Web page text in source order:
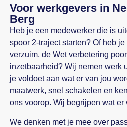
Voor werkgevers in
Berg
Heb je een medewerker die is
spoor 2-traject starten? Of heb
verzuim, de Wet verbetering
inzetbaarheid? Wij nemen werk
je voldoet aan wat er van jou
maatwerk, snel schakelen en
ons voorop. Wij begrijpen wat er
We denken met je mee over